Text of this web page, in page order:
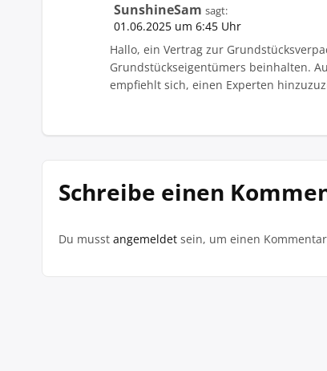
SunshineSam sagt:
01.06.2025 um 6:45 Uhr
Hallo, ein Vertrag zur
Grundstückseigentümers beinhalten.
empfiehlt sich, einen Experten
Schreibe einen
Du musst angemeldet sein, um einen